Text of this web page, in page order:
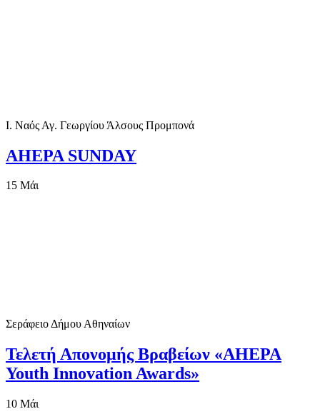
Ι. Ναός Αγ. Γεωργίου Άλσους Προμπονά
AHEPA SUNDAY
15 Μάι
Σεράφειο Δήμου Αθηναίων
Τελετή Απονομής Βραβείων «AHEPA
Youth Innovation Awards»
10 Μάι